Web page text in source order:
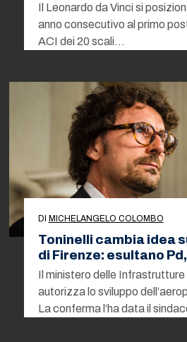
Il Leonardo da Vinci si
anno consecutivo al primo
ACI dei 20 scali…
DI MICHELANGELO COLOMBO
Toninelli cambia idea
di Firenze: esultano
Il ministero delle
autorizza lo sviluppo
La conferma l’ha data il